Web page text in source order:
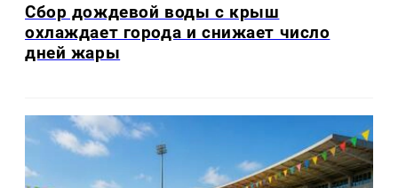
Сбор дождевой воды с крыш
охлаждает города и снижает число
дней жары